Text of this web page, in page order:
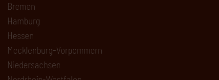
Bremen
Hamburg
Hessen
Mecklenburg-Vorpommern
Niedersachsen